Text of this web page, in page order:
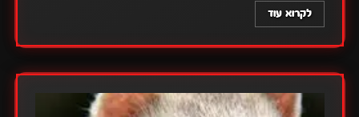
לקרוא עוד